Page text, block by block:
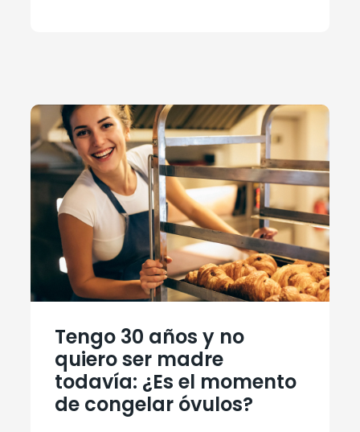
Tengo 30 años y no
quiero ser madre
todavía: ¿Es el momento
de congelar óvulos?